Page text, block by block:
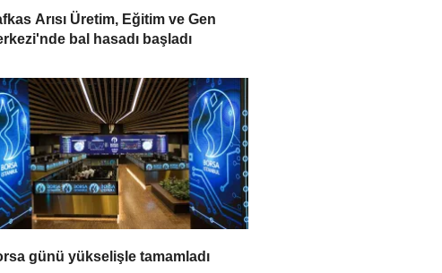
Arısı Üretim, Eğitim ve Gen
bal hasadı başladı
günü yükselişle tamamladı